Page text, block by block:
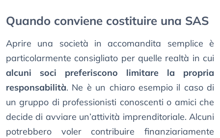
Quando conviene costituire una SAS
Aprire una società in accomandita semplice è
particolarmente consigliato per quelle realtà in cui
alcuni soci preferiscono limitare la propria
responsabilità. Ne è un chiaro esempio il caso di
un gruppo di professionisti conoscenti o amici che
decide di avviare un’attività imprenditoriale. Alcuni
potrebbero voler contribuire finanziariamente